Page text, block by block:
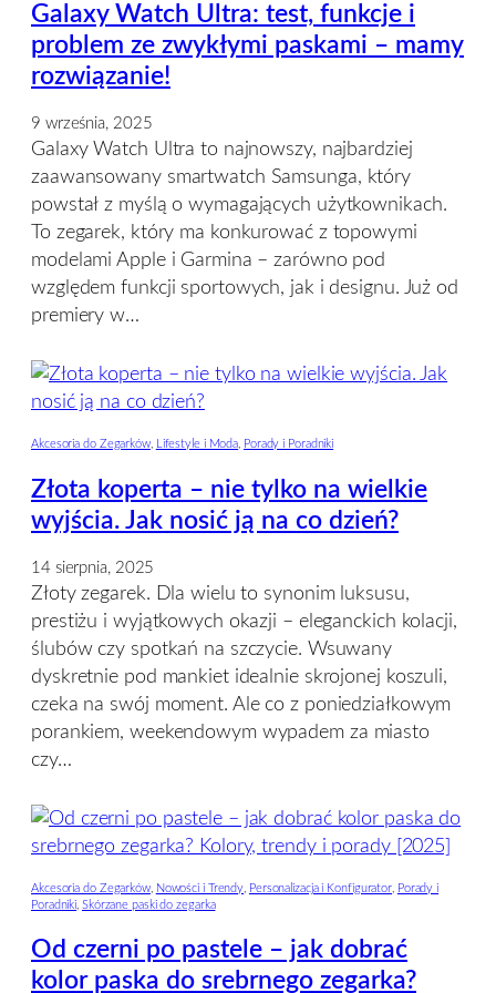
Galaxy Watch Ultra: test, funkcje i
problem ze zwykłymi paskami – mamy
rozwiązanie!
9 września, 2025
Galaxy Watch Ultra to najnowszy, najbardziej
zaawansowany smartwatch Samsunga, który
powstał z myślą o wymagających użytkownikach.
To zegarek, który ma konkurować z topowymi
modelami Apple i Garmina – zarówno pod
względem funkcji sportowych, jak i designu. Już od
premiery w…
Akcesoria do Zegarków, Lifestyle i Moda Porady i Poradniki
Złota koperta – nie tylko na wielkie
wyjścia. Jak nosić ją na co dzień?
14 sierpnia, 2025
Złoty zegarek. Dla wielu to synonim luksusu,
prestiżu i wyjątkowych okazji – eleganckich kolacji,
ślubów czy spotkań na szczycie. Wsuwany
dyskretnie pod mankiet idealnie skrojonej koszuli,
czeka na swój moment. Ale co z poniedziałkowym
porankiem, weekendowym wypadem za miasto
czy…
Akcesoria do Zegarków, Nowości i Trendy Personalizacja i Konfigurator Porady i
Poradniki Skórzane paski do zegarka
Od czerni po pastele – jak dobrać
kolor paska do srebrnego zegarka?